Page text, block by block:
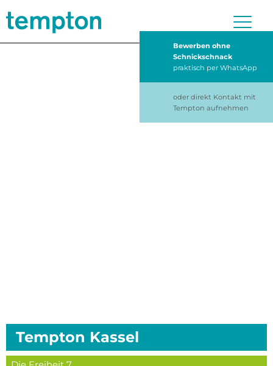
Bewerben ohne
Schnickschnack
praktisch per WhatsApp
oder direkt Kontakt mit
Tempton aufnehmen
Tempton Kassel